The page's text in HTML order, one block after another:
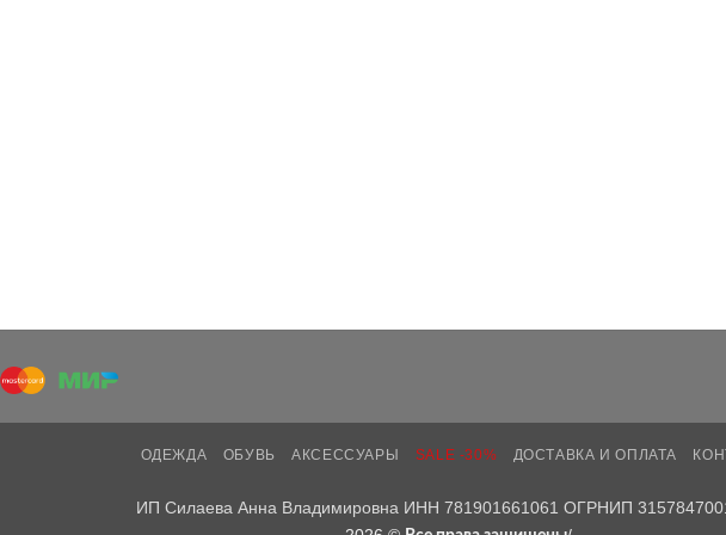
ОДЕЖДА ОБУВЬ АКСЕССУАРЫ SALE -30% ДОСТАВКА И ОПЛАТА
ИП Силаева Анна Владимировна ИНН 781901661061 ОГРНИП